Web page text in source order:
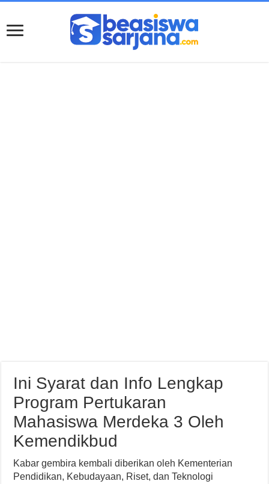
Ini Syarat dan Info Lengkap
Program Pertukaran
Mahasiswa Merdeka 3 Oleh
Kemendikbud
Kabar gembira kembali diberikan oleh Kementerian
Pendidikan, Kebudayaan, Riset, dan Teknologi